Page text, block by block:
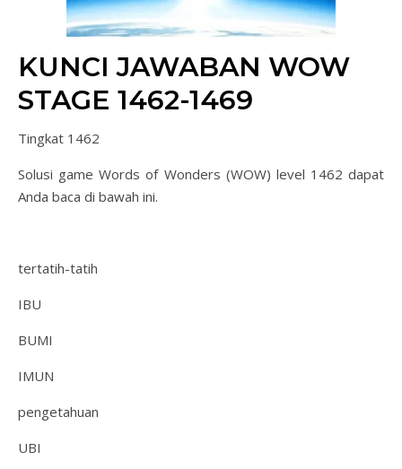
KUNCI JAWABAN WOW
STAGE 1462-1469
Tingkat 1462
Solusi game Words of Wonders (WOW) level 1462 dapat
Anda baca di bawah ini.
tertatih-tatih
IBU
BUMI
IMUN
pengetahuan
UBI